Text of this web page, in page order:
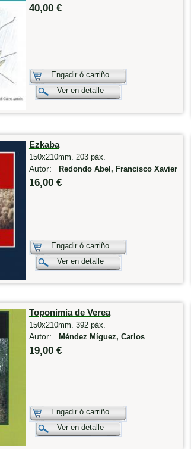
40,00 €
Engadir ó carriño
Ver en detalle
Ezkaba
150x210mm. 203 páx.
Autor: Redondo Abel, Francisco Xavier
16,00 €
Engadir ó carriño
Ver en detalle
Toponimia de Verea
150x210mm. 392 páx.
Autor: Méndez Míguez, Carlos
19,00 €
Engadir ó carriño
Ver en detalle